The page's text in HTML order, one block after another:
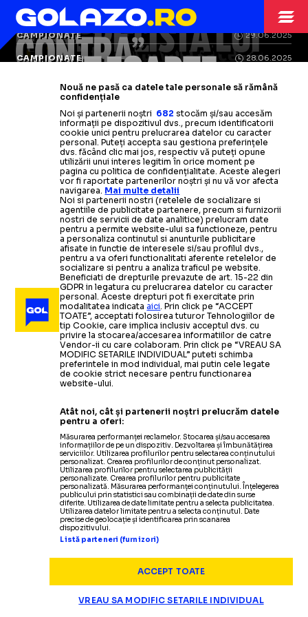
AL-KHOLOOD
CONTRA
Fostul selecționer ales cu o
sumă uriașădupă despărțirea de
Al-Kholood
Citește mai mult
RĂZGÂNDIT
FOTO.Antrenorul voia să ceară
despăgubiri
de la Al-Kholood, dar
ales cu altceva: „A dat dovadă
de înțelegere”
Citește mai mult
NIȚĂ, PE LISTA LUI
CONTRA
Internaționalul român dorit și de
Dinamoși-arputea continua
cariera înArabia Saudită
Citește mai mult
COLONELULE
CONTRA”
Tehnicianul român a semnat
pentru a treia oară cu un club din
Arabia Saudită» Salariu de peste
două milioane de euro
Citește mai mult
CAMPIONATE 29.06.2025
„SUNT FOARTE
INTERESAȚI”
Cosmin Contra confirmă că e la un
pas de a prelua echipa careîi va
oferi o avere» Cum decurg
negocierile
Citește mai mult
CAMPIONATE 28.06.2025
CONTRA, SALARIU
FABULOS
Fostul selecționerși-agăsit
echipă» Suma pe care o va încasa
anual
Citește mai mult
Termeni și condiții
Politica de confidențialitate
Modifică Setările
Contact
Nouă ne pasă ca datele tale personale să rămână
confidențiale
Noi și partenerii noștri 682 stocăm și/sau accesăm
informații pe dispozitivul dvs., precum identificatorii
cookie unici pentru prelucrarea datelor cu caracter
personal. Puteți accepta sau gestiona preferințele
dvs. făcând clic mai jos, respectiv vă puteți opune
utilizării unui interes legitim în orice moment pe
pagina cu politica de confidențialitate. Aceste alegeri
vor fi raportate partenerilor noștri și nu vă vor afecta
navigarea. Mai multe detalii
Noi si partenerii nostri (retelele de socializare si
agentiile de publicitate partenere, precum si furnizorii
nostri de servicii de date analitice) prelucram date
pentru a permite website-ului sa functioneze, pentru
a personaliza continutul si anunturile publicitare
afisate in functie de interesele si/sau profilul dvs.,
pentru a va oferi functionalitati aferente retelelor de
socializare si pentru a analiza traficul pe website.
Beneficiati de drepturile prevazute de art. 15-22 din
GDPR in legatura cu prelucrarea datelor cu caracter
personal. Aceste drepturi pot fi exercitate prin
modalitatea indicataaici . Prin click pe “ACCEPT
TOATE”, acceptati folosirea tuturor Tehnologiilor de
tip Cookie, care implica inclusiv acceptul dvs. cu
privire la stocarea/accesarea informatiilor de catre
Vendor-ii cu care colaboram. Prin click pe “VREAU SA
MODIFIC SETARILE INDIVIDUAL” puteti schimba
preferintele in mod individual, mai putin cele legate
de cookie strict necesare pentru functionarea
website-ului.
Atât noi, cât și partenerii noștri prelucrăm datele
pentru a oferi:
Măsurarea performanței reclamelor. Stocarea și/sau accesarea
informațiilor de pe un dispozitiv. Dezvoltarea și îmbunătățirea
serviciilor. Utilizarea profilurilor pentru selectarea conținutului
personalizat. Crearea profilurilor de conținut personalizat.
Utilizarea profilurilor pentru selectarea publicității
personalizate. Crearea profilurilor pentru publicitate
personalizată. Măsurarea performanței conținutului. Înțelegerea
publicului prin statistici sau combinații de date din surse
diferite. Utilizarea de date limitate pentru a selecta publicitatea.
Utilizarea datelor limitate pentru a selecta conținutul. Date
precise de geolocație și identificarea prin scanarea
dispozitivului.
Listă parteneri (furnizori)
ACCEPT TOATE
VREAU SA MODIFIC SETARILE INDIVIDUAL